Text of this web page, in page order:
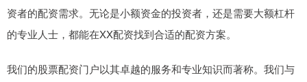
资者的配资需求。无论是小额资金的投资者，还是需要大额杠杆
的专业人士，都能在XX配资找到合适的配资方案。
我们的股票配资门户以其卓越的服务和专业知识而著称。我们与